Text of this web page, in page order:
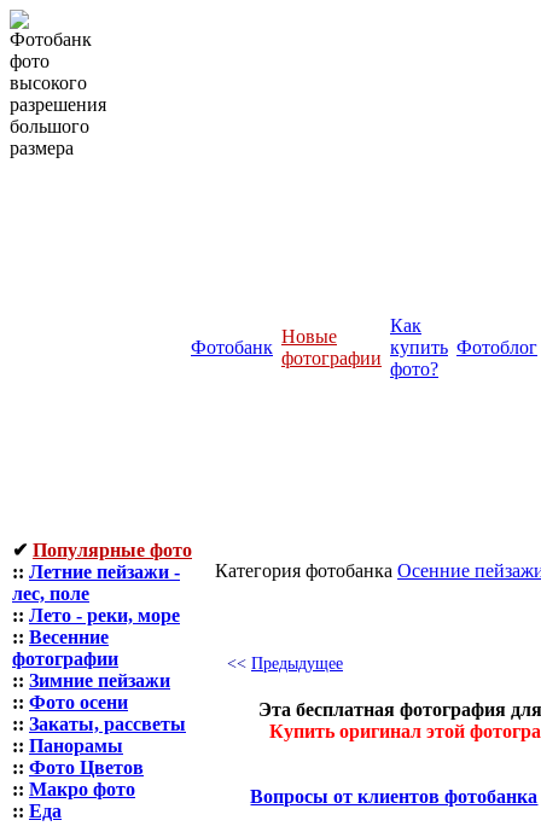
Фотобанк
Новые
фотографии
Как
купить
фото?
Фотоблог
✔ Популярные фото
:: Летние пейзажи -
лес, поле
:: Лето - реки, море
:: Весенние
фотографии
:: Зимние пейзажи
:: Фото осени
:: Закаты, рассветы
:: Панорамы
:: Фото Цветов
:: Макро фото
:: Еда
Категория фотoбанка Осенние
<< Предыдущее
Эта бесплатная фотография
Купить оригинал этой
Вопросы от клиентов фотобанка